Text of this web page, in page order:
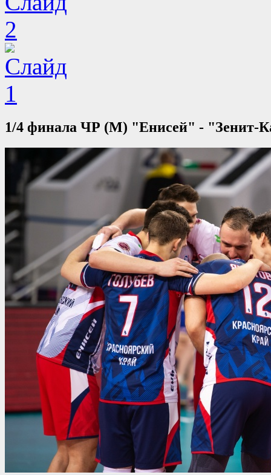
1/4 финала ЧР (М) "Енисей" - "Зенит-